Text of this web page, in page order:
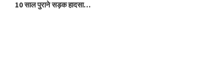
10 साल पुराने सड़क हादसा…